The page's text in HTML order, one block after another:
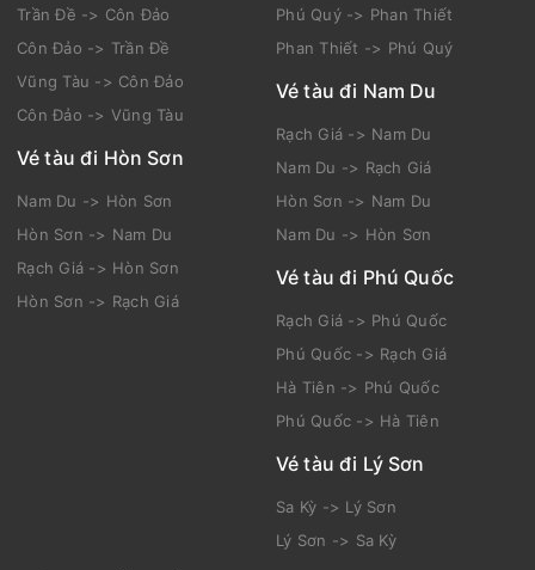
Trần Đề -> Côn Đảo
Côn Đảo -> Trần Đề
Vũng Tàu -> Côn Đảo
Côn Đảo -> Vũng Tàu
Vé tàu đi Hòn Sơn
Nam Du -> Hòn Sơn
Hòn Sơn -> Nam Du
Rạch Giá -> Hòn Sơn
Hòn Sơn -> Rạch Giá
Phú Quý -> Phan Thiết
Phan Thiết -> Phú Quý
Vé tàu đi Nam Du
Rạch Giá -> Nam Du
Nam Du -> Rạch Giá
Hòn Sơn -> Nam Du
Nam Du -> Hòn Sơn
Vé tàu đi Phú Quốc
Rạch Giá -> Phú Quốc
Phú Quốc -> Rạch Giá
Hà Tiên -> Phú Quốc
Phú Quốc -> Hà Tiên
Vé tàu đi Lý Sơn
Sa Kỳ -> Lý Sơn
Lý Sơn -> Sa Kỳ